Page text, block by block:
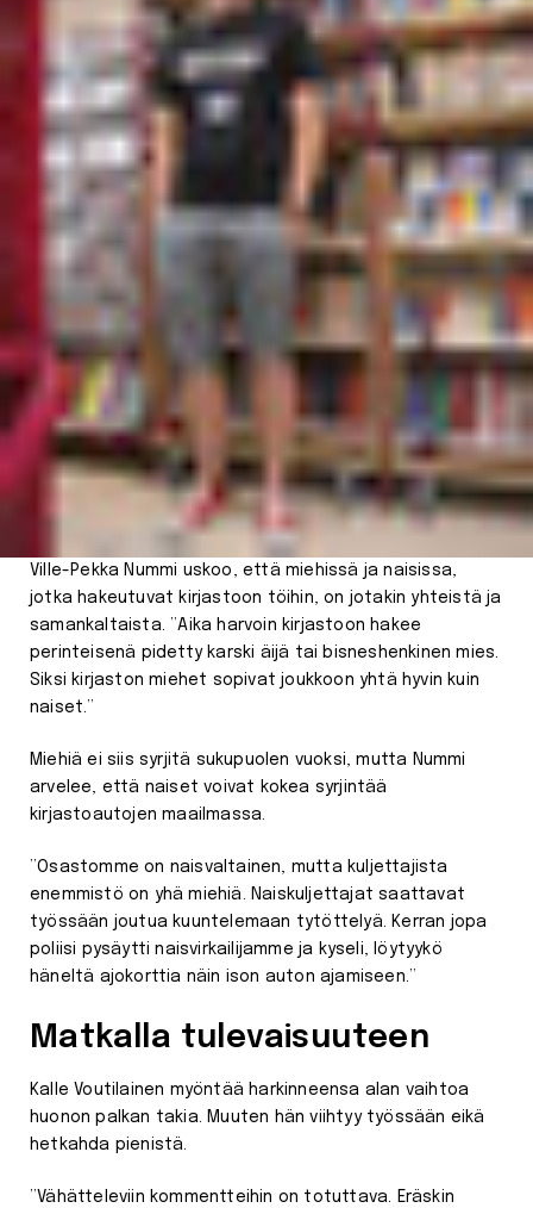
Ville-Pekka Nummi uskoo, että miehissä ja naisissa,
jotka hakeutuvat kirjastoon töihin, on jotakin yhteistä ja
samankaltaista. ”Aika harvoin kirjastoon hakee
perinteisenä pidetty karski äijä tai bisneshenkinen mies.
Siksi kirjaston miehet sopivat joukkoon yhtä hyvin kuin
naiset.”
Miehiä ei siis syrjitä sukupuolen vuoksi, mutta Nummi
arvelee, että naiset voivat kokea syrjintää
kirjastoautojen maailmassa.
”Osastomme on naisvaltainen, mutta kuljettajista
enemmistö on yhä miehiä. Naiskuljettajat saattavat
työssään joutua kuuntelemaan tytöttelyä. Kerran jopa
poliisi pysäytti naisvirkailijamme ja kyseli, löytyykö
häneltä ajokorttia näin ison auton ajamiseen.”
Matkalla tulevaisuuteen
Kalle Voutilainen myöntää harkinneensa alan vaihtoa
huonon palkan takia. Muuten hän viihtyy työssään eikä
hetkahda pienistä.
”Vähätteleviin kommentteihin on totuttava. Eräskin